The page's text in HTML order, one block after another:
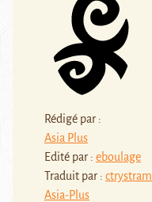
Rédigé par :
Asia Plus
Edité par : eboulage
Traduit par : ctrystram
Asia-Plus